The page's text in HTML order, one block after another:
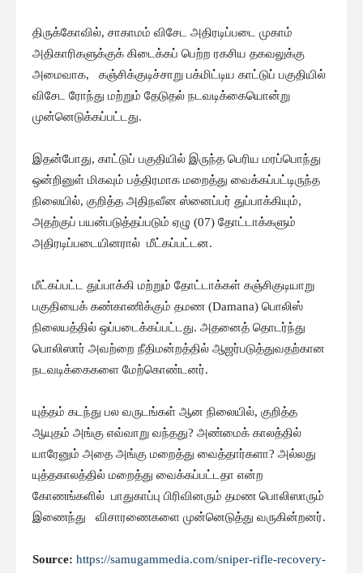
திருக்கோவில், சாகாமம் விசேட அதிரடிப்படை முகாம்
அதிகாரிகளுக்குக் கிடைக்கப் பெற்ற ரகசிய தகவலுக்கு
அமைவாக, கஞ்சிக்குடிச்சாறு பக்மிட்டிய காட்டுப் பகுதியில்
விசேட ரோந்து மற்றும் தேடுதல் நடவடிக்கையொன்று
முன்னெடுக்கப்பட்டது.
இதன்போது, காட்டுப் பகுதியில் இருந்த பெரிய மரப்பொந்து
ஒன்றினுள் மிகவும் பத்திரமாக மறைத்து வைக்கப்பட்டிருந்த
நிலையில், குறித்த அதிநவீன ஸ்னைப்பர் துப்பாக்கியும்,
அதற்குப் பயன்படுத்தப்படும் ஏழு (07) தோட்டாக்களும்
அதிரடிப்படையினரால் மீட்கப்பட்டன.
மீட்கப்பட்ட துப்பாக்கி மற்றும் தோட்டாக்கள் கஞ்சிகுடியாறு
பகுதியைக் கண்காணிக்கும் தமண (Damana) பொலிஸ்
நிலையத்தில் ஒப்படைக்கப்பட்டது. அதனைத் தொடர்ந்து
பொலிஸார் அவற்றை நீதிமன்றத்தில் ஆஜர்படுத்துவதற்கான
நடவடிக்கைகளை மேற்கொண்டனர்.
யுத்தம் கடந்து பல வருடங்கள் ஆன நிலையில், குறித்த
ஆயுதம் அங்கு எவ்வாறு வந்தது? அண்மைக் காலத்தில்
யாரேனும் அதை அங்கு மறைத்து வைத்தார்களா? அல்லது
யுத்தகாலத்தில் மறைத்து வைக்கப்பட்டதா என்ற
கோணங்களில் பாதுகாப்பு பிரிவினரும் தமண பொலிஸாரும்
இணைந்து விசாரணைகளை முன்னெடுத்து வருகின்றனர்.
Source: https://samugammedia.com/sniper-rifle-recovery-